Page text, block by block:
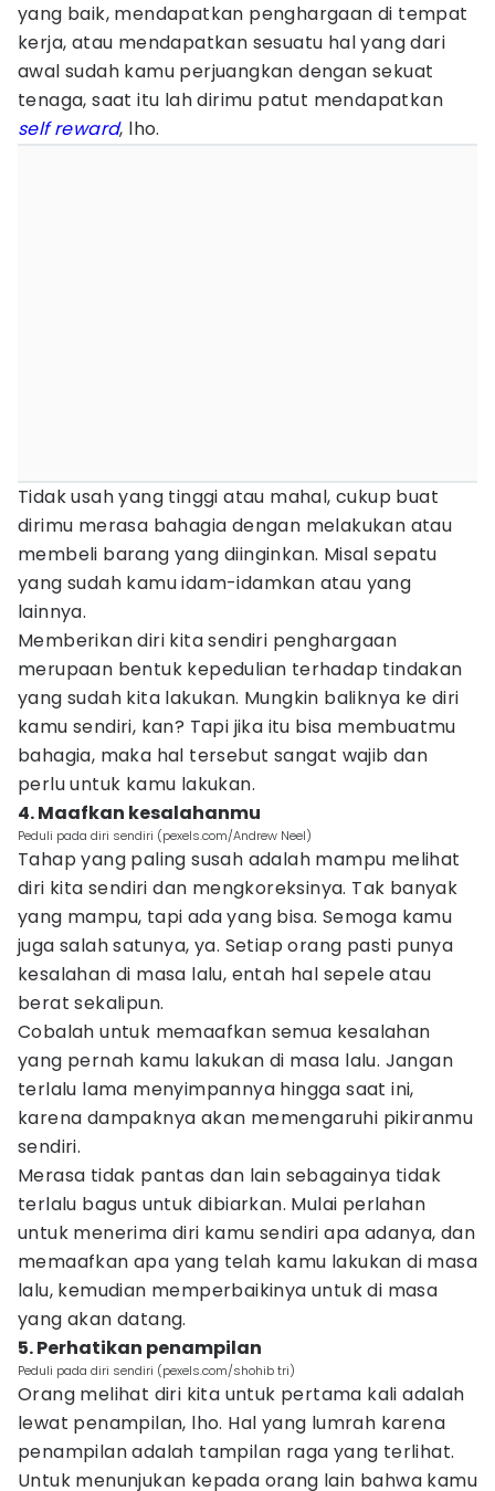
yang baik, mendapatkan penghargaan di tempat
kerja, atau mendapatkan sesuatu hal yang dari
awal sudah kamu perjuangkan dengan sekuat
tenaga, saat itu lah dirimu patut mendapatkan
self reward, lho.
Tidak usah yang tinggi atau mahal, cukup buat
dirimu merasa bahagia dengan melakukan atau
membeli barang yang diinginkan. Misal sepatu
yang sudah kamu idam-idamkan atau yang
lainnya.
Memberikan diri kita sendiri penghargaan
merupaan bentuk kepedulian terhadap tindakan
yang sudah kita lakukan. Mungkin baliknya ke diri
kamu sendiri, kan? Tapi jika itu bisa membuatmu
bahagia, maka hal tersebut sangat wajib dan
perlu untuk kamu lakukan.
4. Maafkan kesalahanmu
Peduli pada diri sendiri (pexels.com/Andrew Neel)
Tahap yang paling susah adalah mampu melihat
diri kita sendiri dan mengkoreksinya. Tak banyak
yang mampu, tapi ada yang bisa. Semoga kamu
juga salah satunya, ya. Setiap orang pasti punya
kesalahan di masa lalu, entah hal sepele atau
berat sekalipun.
Cobalah untuk memaafkan semua kesalahan
yang pernah kamu lakukan di masa lalu. Jangan
terlalu lama menyimpannya hingga saat ini,
karena dampaknya akan memengaruhi pikiranmu
sendiri.
Merasa tidak pantas dan lain sebagainya tidak
terlalu bagus untuk dibiarkan. Mulai perlahan
untuk menerima diri kamu sendiri apa adanya, dan
memaafkan apa yang telah kamu lakukan di masa
lalu, kemudian memperbaikinya untuk di masa
yang akan datang.
5. Perhatikan penampilan
Peduli pada diri sendiri (pexels.com/shohib tri)
Orang melihat diri kita untuk pertama kali adalah
lewat penampilan, lho. Hal yang lumrah karena
penampilan adalah tampilan raga yang terlihat.
Untuk menunjukan kepada orang lain bahwa kamu